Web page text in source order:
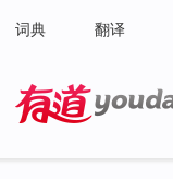
词典 翻译